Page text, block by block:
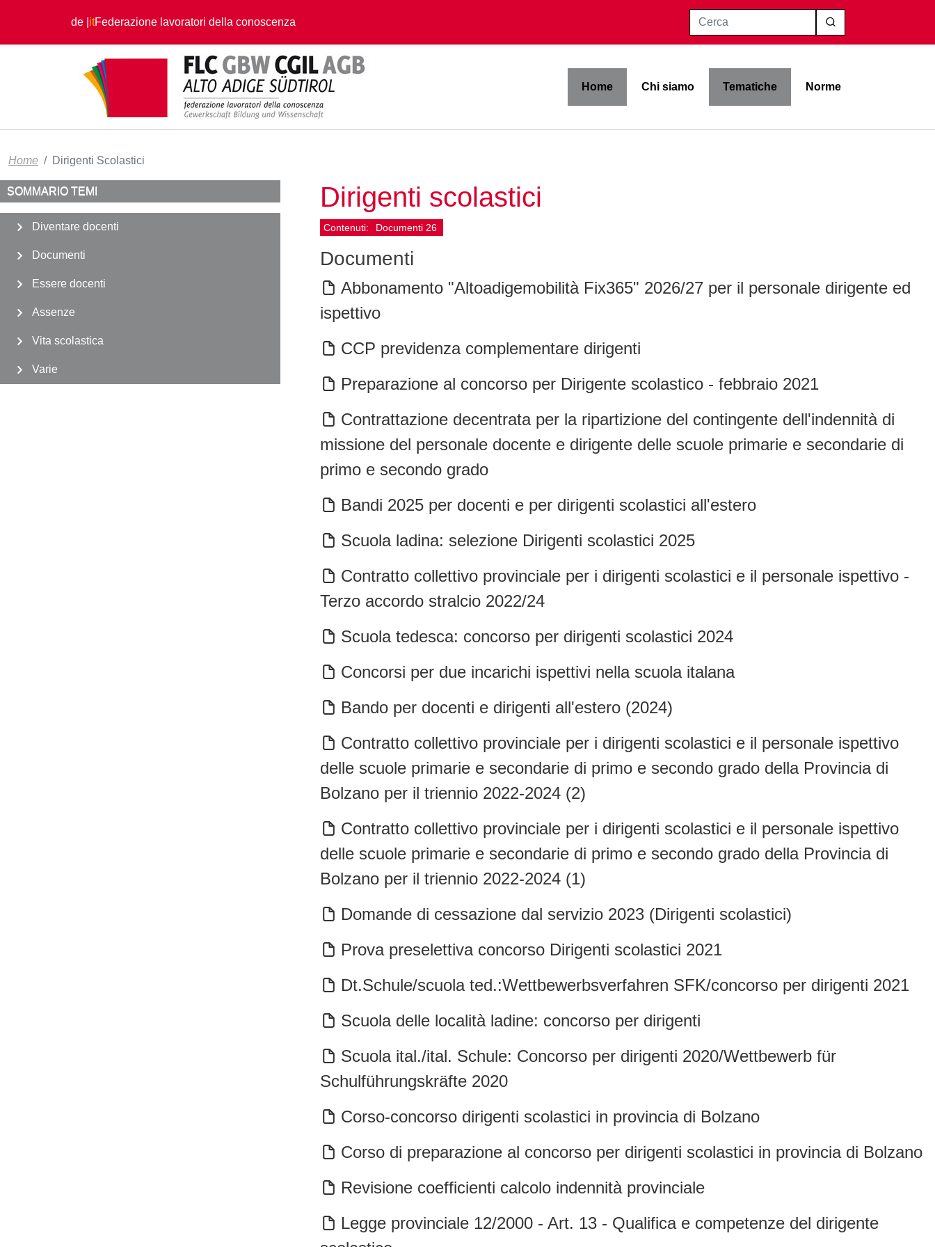
de itFederazione lavoratori della conoscenza Cerca
Home Chi siamo Tematiche Norme
Home Dirigenti Scolastici
Dirigenti scolastici
Contenuti: Documenti 26
Documenti
Abbonamento "Altoadigemobilità Fix365" 2026/27 per il personale dirigente ed
ispettivo
CCP previdenza complementare dirigenti
Preparazione al concorso per Dirigente scolastico - febbraio 2021
Contrattazione decentrata per la ripartizione del contingente dell'indennità di
missione del personale docente e dirigente delle scuole primarie e secondarie di
primo e secondo grado
Bandi 2025 per docenti e per dirigenti scolastici all'estero
Scuola ladina: selezione Dirigenti scolastici 2025
Contratto collettivo provinciale per i dirigenti scolastici e il personale ispettivo -
Terzo accordo stralcio 2022/24
Scuola tedesca: concorso per dirigenti scolastici 2024
Concorsi per due incarichi ispettivi nella scuola italana
Bando per docenti e dirigenti all'estero (2024)
Contratto collettivo provinciale per i dirigenti scolastici e il personale ispettivo
delle scuole primarie e secondarie di primo e secondo grado della Provincia di
Bolzano per il triennio 2022-2024 (2)
Contratto collettivo provinciale per i dirigenti scolastici e il personale ispettivo
delle scuole primarie e secondarie di primo e secondo grado della Provincia di
Bolzano per il triennio 2022-2024 (1)
Domande di cessazione dal servizio 2023 (Dirigenti scolastici)
Prova preselettiva concorso Dirigenti scolastici 2021
Dt.Schule/scuola ted.:Wettbewerbsverfahren SFK/concorso per dirigenti 2021
Scuola delle località ladine: concorso per dirigenti
Scuola ital./ital. Schule: Concorso per dirigenti 2020/Wettbewerb für
Schulführungskräfte 2020
Corso-concorso dirigenti scolastici in provincia di Bolzano
Corso di preparazione al concorso per dirigenti scolastici in provincia di Bolzano
Revisione coefficienti calcolo indennità provinciale
Legge provinciale 12/2000 - Art. 13 - Qualifica e competenze del dirigente
SOMMARIO TEMI
Diventare docenti
Documenti
Essere docenti
Assenze
Vita scolastica
Varie